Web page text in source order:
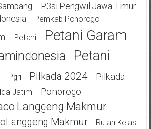
P3si Pengwil Jawa Timur
Pemkab Ponorogo
Petani Petani Garam
Petani
Pgri Pilkada 2024
Pilkada
Jatim Ponorogo
Langgeng Makmur
Makmur
Rutan Kelas